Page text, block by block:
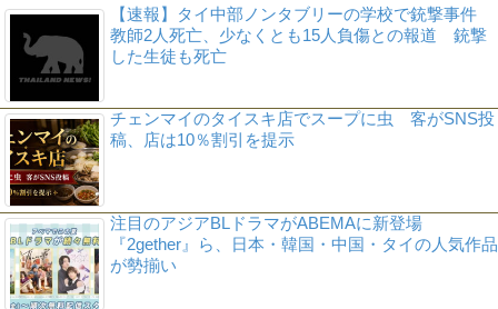
【速報】タイ中部ノンタブリーの学校で銃撃事件
教師2人死亡、少なくとも15人負傷との報道 銃撃
した生徒も死亡
チェンマイのタイスキ店でスープに虫 客がSNS投
稿、店は10％割引を提示
注目のアジアBLドラマがABEMAに新登場
『2gether』ら、日本・韓国・中国・タイの人気作品
が勢揃い